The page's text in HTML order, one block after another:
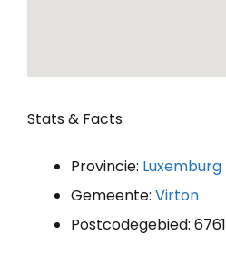
Stats & Facts
Provincie: Luxemburg
Gemeente: Virton
Postcodegebied: 6761